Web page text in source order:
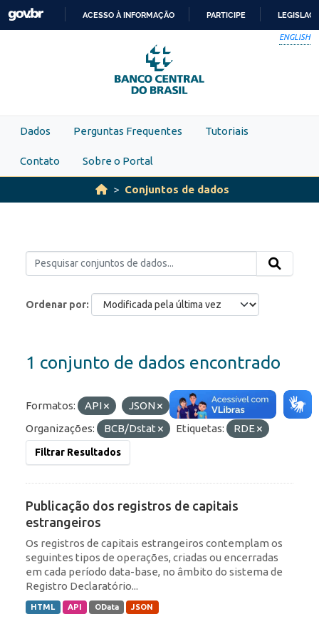
Skip to main content
PARA
O
CONTEÚDO
ACESSO À INFORMAÇÃO PARTICIPE
ENGLISH
Dados Perguntas Frequentes Tutoriais
Contato Sobre o Portal
Conjuntos de dados
Ordenar por
1 conjunto de dados encontrado
Formatos: API JSON
HTML
Organizações:
BCB/Dstat Etiquetas: RDE
Filtrar Resultados
Publicação dos registros de capitais
estrangeiros
Os registros de capitais estrangeiros contemplam os
seguintes tipos de operações, criadas ou encerradas
em cada período data-base, no âmbito do sistema de
Registro Declaratório...
HTML API OData JSON